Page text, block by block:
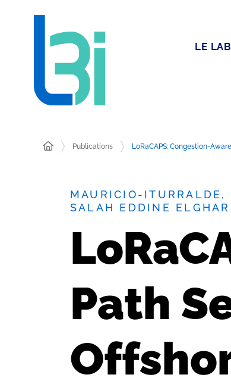
LE
Publications LoRaCAPS: Congestion-
MAURICIO-
SALAH EDDINE
Path